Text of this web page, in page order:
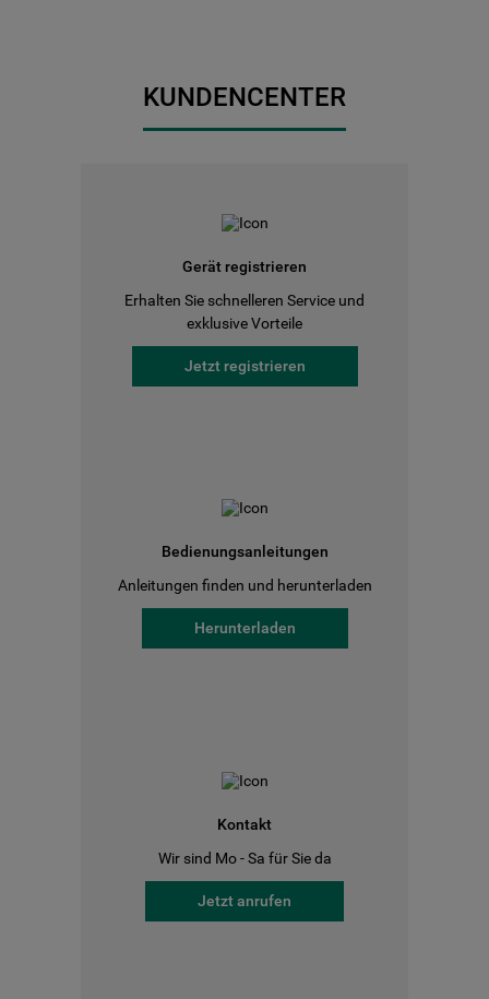
KUNDENCENTER
Gerät registrieren
Erhalten Sie schnelleren Service und
exklusive Vorteile
Jetzt registrieren
Bedienungsanleitungen
Anleitungen finden und herunterladen
Herunterladen
Kontakt
Wir sind Mo - Sa für Sie da
Jetzt anrufen